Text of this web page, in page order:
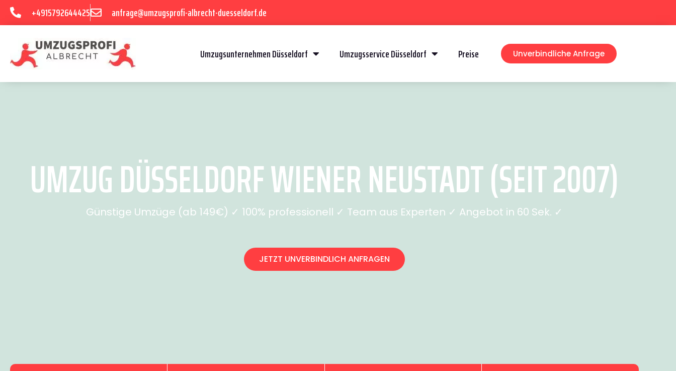
+4915792644425 anfrage@umzugsprofi-albrecht-duesseldorf.de
Umzugsunternehmen Düsseldorf Umzugsservice Düsseldorf Preise Unverbindliche Anfrage
UMZUG DÜSSELDORF WIENER NEUSTADT (SEIT 2007)
Günstige Umzüge (ab 149€) ✓ 100% professionell ✓ Team aus Experten ✓ Angebot in 60 Sek. ✓
JETZT UNVERBINDLICH ANFRAGEN